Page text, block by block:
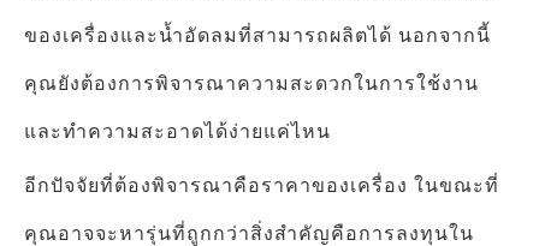
ของเครื่องและน้ำอัดลมที่สามารถผลิตได้ นอกจากนี้
คุณยังต้องการพิจารณาความสะดวกในการใช้งาน
และทำความสะอาดได้ง่ายแค่ไหน
อีกปัจจัยที่ต้องพิจารณาคือราคาของเครื่อง ในขณะที่
คุณอาจจะหารุ่นที่ถูกกว่าสิ่งสำคัญคือการลงทุนใน